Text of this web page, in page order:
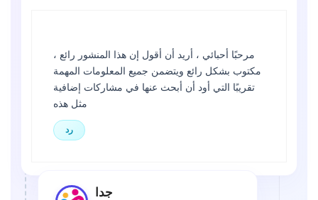
مرحبًا أحبائي ، أريد أن أقول إن هذا المنشور رائع ،
مكتوب بشكل رائع ويتضمن جميع المعلومات المهمة
تقريبًا التي أود أن أبحث عنها في مشاركات إضافية
مثل هذه
رد
جدا